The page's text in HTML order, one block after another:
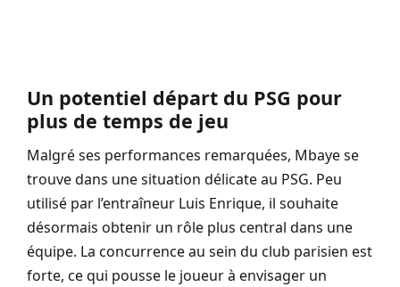
Un potentiel départ du PSG pour
plus de temps de jeu
Malgré ses performances remarquées, Mbaye se
trouve dans une situation délicate au PSG. Peu
utilisé par l’entraîneur Luis Enrique, il souhaite
désormais obtenir un rôle plus central dans une
équipe. La concurrence au sein du club parisien est
forte, ce qui pousse le joueur à envisager un